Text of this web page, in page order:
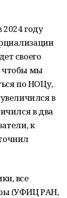
году
своего
чтобы мы
по НОЦу,
в
в два
к
все
(УФИЦ РАН,